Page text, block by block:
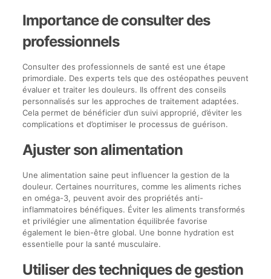
Importance de consulter des
professionnels
Consulter des professionnels de santé est une étape
primordiale. Des experts tels que des ostéopathes peuvent
évaluer et traiter les douleurs. Ils offrent des conseils
personnalisés sur les approches de traitement adaptées.
Cela permet de bénéficier d’un suivi approprié, d’éviter les
complications et d’optimiser le processus de guérison.
Ajuster son alimentation
Une alimentation saine peut influencer la gestion de la
douleur. Certaines nourritures, comme les aliments riches
en oméga-3, peuvent avoir des propriétés anti-
inflammatoires bénéfiques. Éviter les aliments transformés
et privilégier une alimentation équilibrée favorise
également le bien-être global. Une bonne hydration est
essentielle pour la santé musculaire.
Utiliser des techniques de gestion